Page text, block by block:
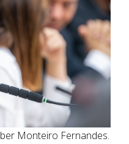
Monteiro Fernandes.